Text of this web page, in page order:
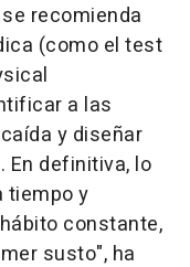
recomienda
(como el test
a las
y diseñar
definitiva, lo
tiempo y
constante,
susto", ha